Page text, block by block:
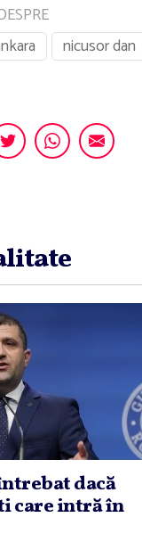
nicusor dan
dacă
care intră în